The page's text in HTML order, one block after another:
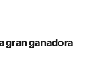
gran ganadora